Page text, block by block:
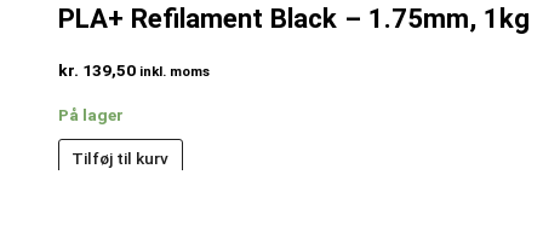
PLA+ Refilament Black – 1.75mm, 1kg
kr. 139,50 inkl. moms
På lager
Tilføj til kurv